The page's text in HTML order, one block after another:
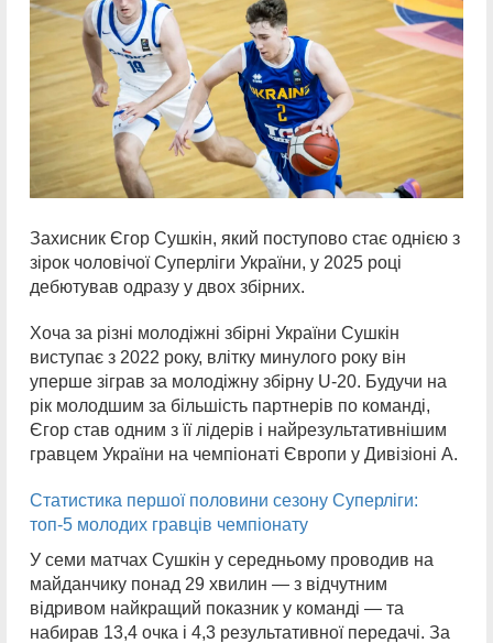
Захисник Єгор Сушкін, який поступово стає однією з
зірок чоловічої Суперліги України, у 2025 році
дебютував одразу у двох збірних.
Хоча за різні молодіжні збірні України Сушкін
виступає з 2022 року, влітку минулого року він
уперше зіграв за молодіжну збірну U-20. Будучи на
рік молодшим за більшість партнерів по команді,
Єгор став одним з її лідерів і найрезультативнішим
гравцем України на чемпіонаті Європи у Дивізіоні А.
Статистика першої половини сезону Суперліги:
топ-5 молодих гравців чемпіонату
У семи матчах Сушкін у середньому проводив на
майданчику понад 29 хвилин — з відчутним
відривом найкращий показник у команді — та
набирав 13,4 очка і 4,3 результативної передачі. За